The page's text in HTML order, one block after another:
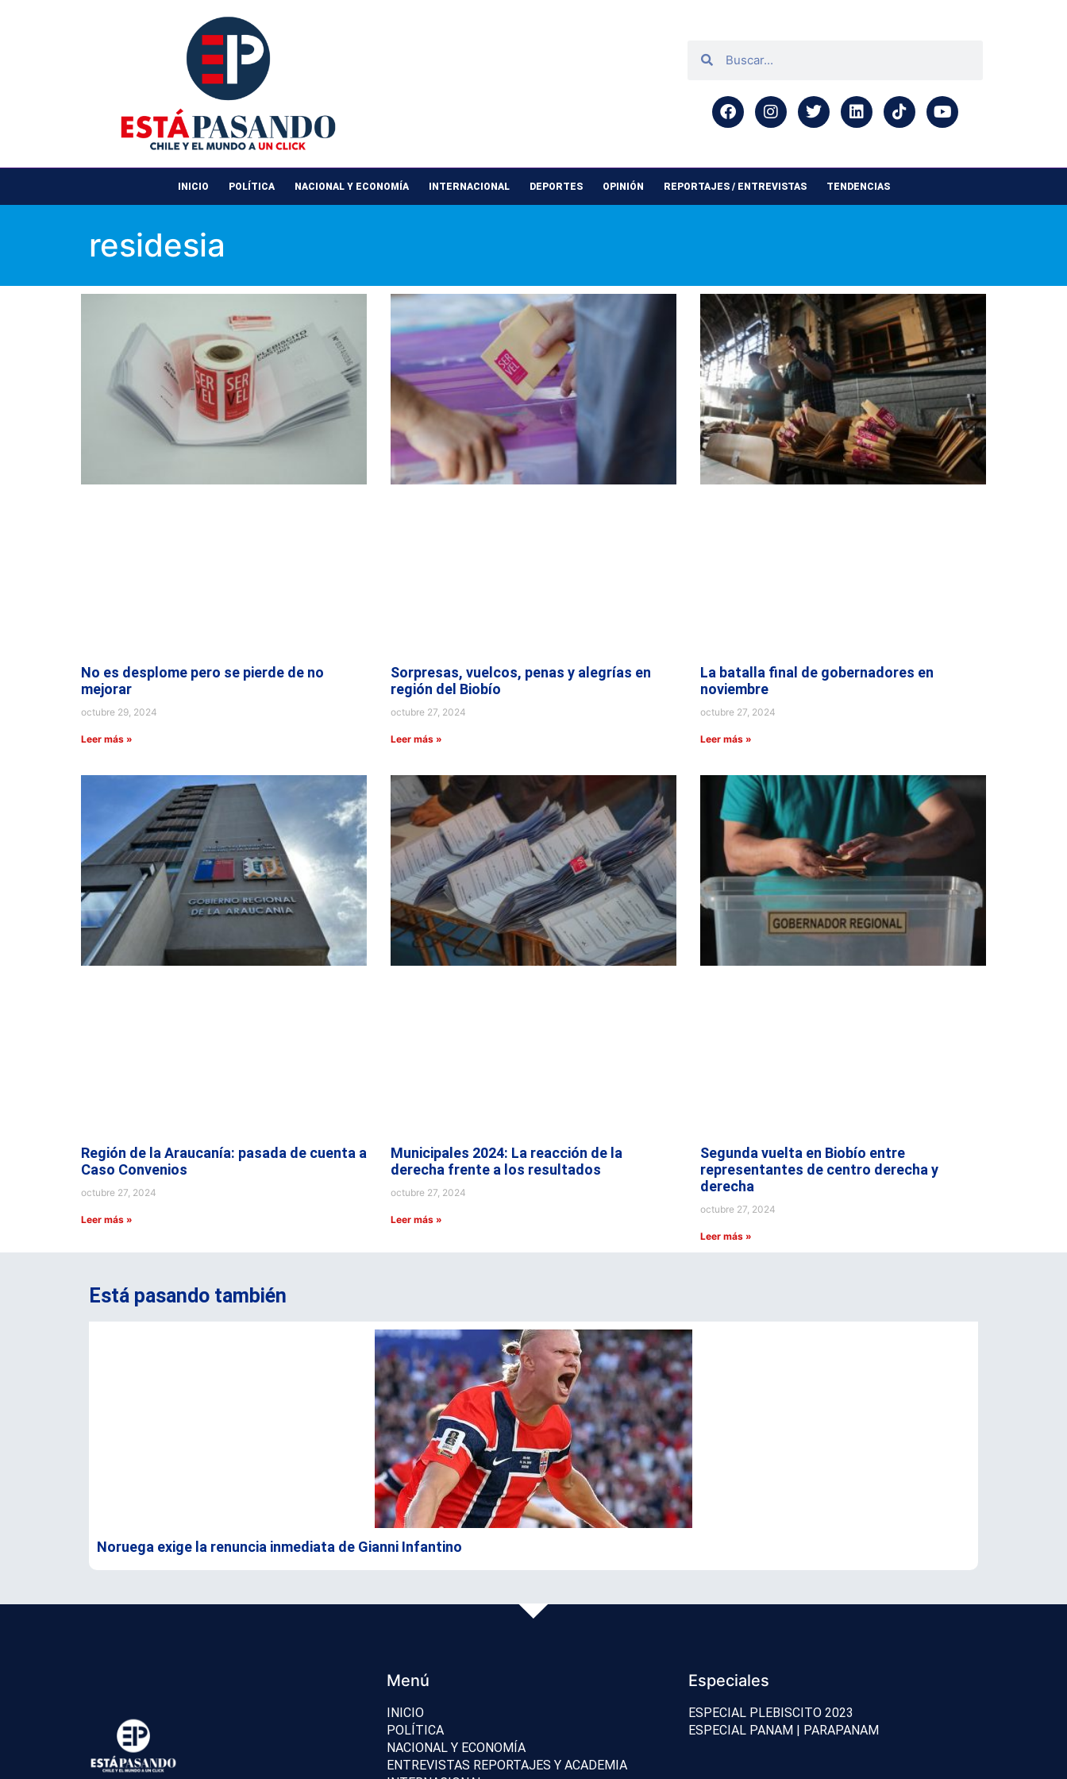
INICIO POLÍTICA NACIONAL Y ECONOMÍA INTERNACIONAL DEPORTES OPINIÓN REPORTAJES / ENTREVISTAS TENDENCIAS
residesia
No es desplome pero se pierde de no
mejorar
octubre 29, 2024
Leer más »
Sorpresas, vuelcos, penas y alegrías en
región del Biobío
octubre 27, 2024
Leer más »
La batalla final de gobernadores en
noviembre
octubre 27, 2024
Leer más »
Región de la Araucanía: pasada de cuenta a
Caso Convenios
octubre 27, 2024
Leer más »
Municipales 2024: La reacción de la
derecha frente a los resultados
octubre 27, 2024
Leer más »
Segunda vuelta en Biobío entre
representantes de centro derecha y
derecha
octubre 27, 2024
Leer más »
Está pasando también
Noruega exige la renuncia inmediata de Gianni Infantino
Menú
INICIO
POLÍTICA
NACIONAL Y ECONOMÍA
ENTREVISTAS REPORTAJES Y ACADEMIA
Especiales
ESPECIAL PLEBISCITO 2023
ESPECIAL PANAM | PARAPANAM